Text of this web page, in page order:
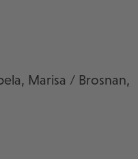
Marisa / Brosnan,